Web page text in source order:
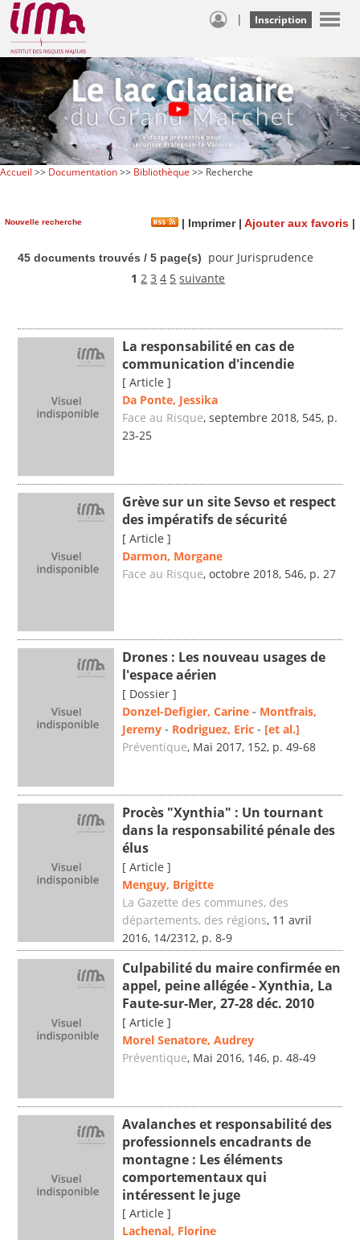
| Inscription
Accueil >> Documentation>> Bibliothèque >> Recherche
Nouvelle recherche | Imprimer| Ajouter aux favoris |
45 documents trouvés / 5 page(s)
pour Jurisprudence
1 2 3 4 5 suivante
La responsabilité en cas de
communication d'incendie
[ Article ]
Da Ponte, Jessika
Face au Risque, septembre 2018, 545, p.
23-25
Grève sur un site Sevso et respect
des impératifs de sécurité
[ Article ]
Darmon, Morgane
Face au Risque, octobre 2018, 546, p. 27
Drones : Les nouveau usages de
l'espace aérien
[ Dossier ]
Donzel-Defigier, Carine - Montfrais,
Jeremy - Rodriguez, Eric - [et al.]
Préventique, Mai 2017, 152, p. 49-68
Procès "Xynthia" : Un tournant
dans la responsabilité pénale des
élus
[ Article ]
Menguy, Brigitte
La Gazette des communes, des
départements, des régions, 11 avril
2016, 14/2312, p. 8-9
Culpabilité du maire confirmée en
appel, peine allégée - Xynthia, La
Faute-sur-Mer, 27-28 déc. 2010
[ Article ]
Morel Senatore, Audrey
Préventique, Mai 2016, 146, p. 48-49
Avalanches et responsabilité des
professionnels encadrants de
montagne : Les éléments
comportementaux qui
intéressent le juge
[ Article ]
Lachenal, Florine